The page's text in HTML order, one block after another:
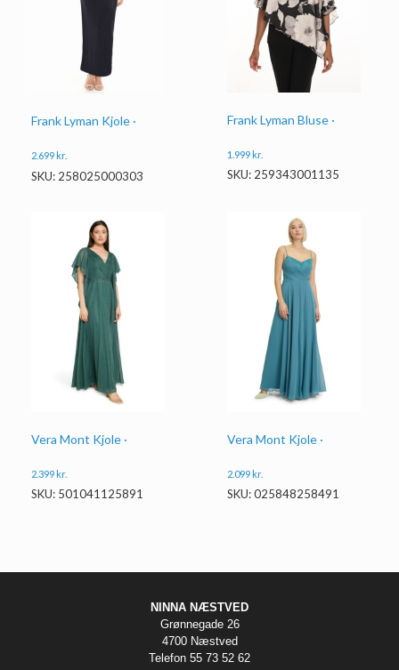
Frank Lyman Kjole ·
2.699 kr.
SKU: 258025000303
Frank Lyman Bluse ·
1.999kr.
SKU: 259343001135
Vera Mont Kjole ·
2.399kr.
SKU: 501041125891
Vera Mont Kjole ·
2.099kr.
SKU: 025848258491
NINNA NÆSTVED
Grønnegade 26
4700 Næstved
Telefon 55 73 52 62